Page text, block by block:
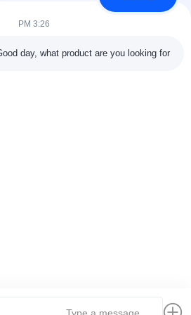
وخطوط الأنابيب، وخطوط...
الصفحة الرئيسية
3:26 PM
day, what product are you looking for?